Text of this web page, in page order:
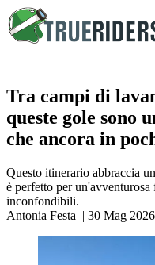
Tra campi di
queste gole sono
che ancora in
Questo itinerario abbraccia
è perfetto per
inconfondibili.
Antonia Festa | 30 Mag 2026